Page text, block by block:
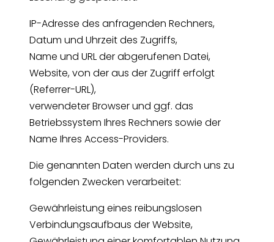
IP-Adresse des anfragenden Rechners,
Datum und Uhrzeit des Zugriffs,
Name und URL der abgerufenen Datei,
Website, von der aus der Zugriff erfolgt
(Referrer-URL),
verwendeter Browser und ggf. das
Betriebssystem Ihres Rechners sowie der
Name Ihres Access-Providers.
Die genannten Daten werden durch uns zu
folgenden Zwecken verarbeitet:
Gewährleistung eines reibungslosen
Verbindungsaufbaus der Website,